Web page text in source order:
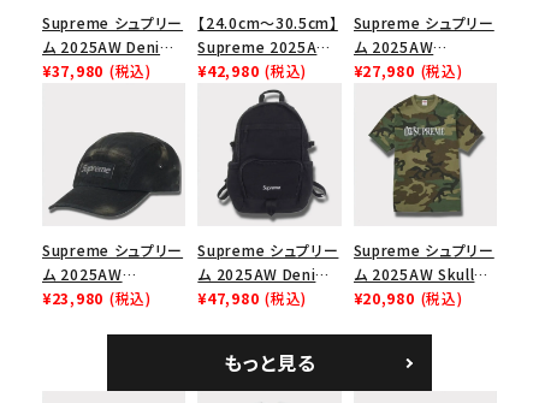
Supreme シュプリー
ム 2025AW Denim
Shoulder Bag デニ
¥37,980 (税込)
【24.0cm～30.5cm】
Supreme 2025AW
Nike SB Dunk Low
ナイキ SB ダンク ロ
ー スニーカー ホワイ
¥42,980 (税込)
Supreme シュプリー
ム 2025AW
Pigment Coated
2-Tone S Logo 6-
Panel Cap ピグメン
トコーテッド 2トーン
エスロゴ 6パネルキャ
ップ ブラック
¥27,980 (税込)
Supreme シュプリー
ム 2025AW
Overdyed Camp
¥23,980 (税込)
Supreme シュプリー
ム 2025AW Denim
Backpack デニム バ
¥47,980 (税込)
Supreme シュプリー
ム 2025AW Skull
Tee スカル Tシャ
¥20,980 (税込)
もっと見る